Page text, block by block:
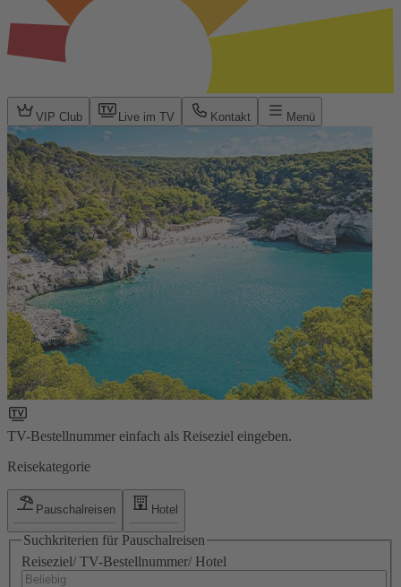
VIP Club Live im TV Kontakt Menü
TV-Bestellnummer einfach als Reiseziel eingeben.
Reisekategorie
Pauschalreisen Hotel
Suchkriterien für Pauschalreisen
Reiseziel/ TV-Bestellnummer/ Hotel